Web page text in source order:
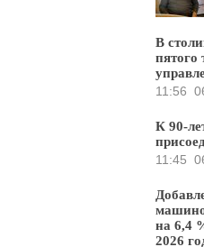
В
пятого
11:56
К 90-
11:45
на 6,4
2026